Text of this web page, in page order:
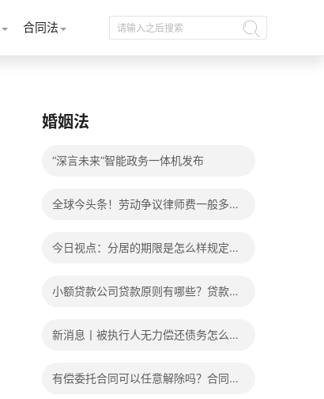
合同法
婚姻法
“深言未来”智能政务一体机发布
全球今头条！劳动争议律师费一般多少
今日视点：分居的期限是怎么样规定
小额贷款公司贷款原则有哪些？贷款不
新消息丨被执行人无力偿还债务怎么
有偿委托合同可以任意解除吗？合同无